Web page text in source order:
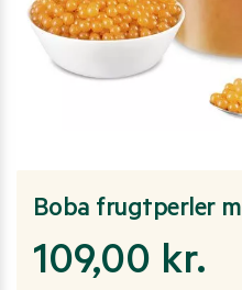
Boba frugtperler
109,00 kr.